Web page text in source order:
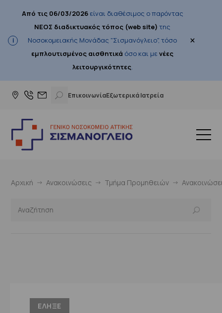
Από τις 06/03/2026είναι διαθέσιμος ο παρόντας
ΝΕΟΣ διαδικτυακός τόπος (web site) της
Νοσοκομειακής Μονάδας "Σισμανόγλειο", τόσο
εμπλουτισμένος αισθητικά όσο και μενέες
λειτουργικότητες.
×
ΕπικοινωνίαΕξωτερικά Ιατρεία
Αρχική Ανακοινώσεις Τμήμα Προμηθειών
ΕΛΗΞΕ